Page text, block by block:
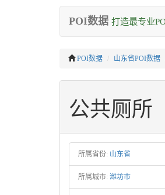
POI数据 打造最专业
POI数据 山东省POI数据
公共厕所
所属省份: 山东省
所属城市: 潍坊市